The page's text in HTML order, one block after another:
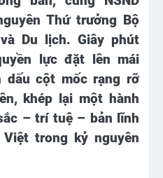
Thứ trưởng Bộ
Du lịch. Giây phút
lực đặt lên mái
dấu cột mốc rạng rỡ
khép lại một hành
– trí tuệ – bản lĩnh
trong kỷ nguyên